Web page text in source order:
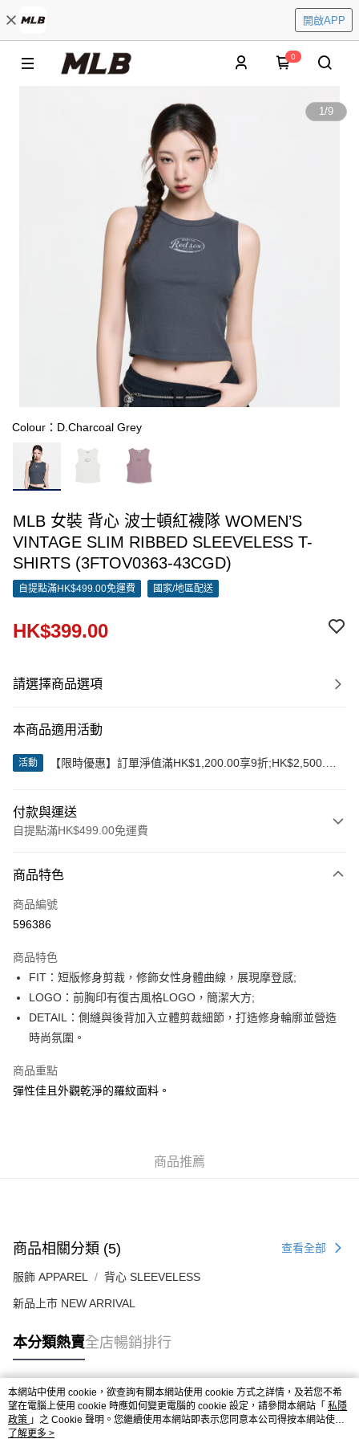
開啟APP
0
1/9
Colour：D.Charcoal Grey
MLB 女裝 背心 波士頓紅襪隊 WOMEN’S
VINTAGE SLIM RIBBED SLEEVELESS T-
SHIRTS (3FTOV0363-43CGD)
自提點滿HK$499.00免運費 國家/地區配送
HK$399.00
請選擇商品選項
本商品適用活動
活動
【限時優惠】訂單淨值滿HK$1,200.00享9折;HK$2,500.00
付款與運送
自提點滿HK$499.00免運費
信用卡
Apple Pay
AlipayHK
WeChat Pay
送貨方式
付款後順豐站及營業點
每筆HK$50.00，滿HK$499.00或以上免運費
商品特色
商品編號
596386
商品特色
FIT：短版修身剪裁，修飾女性身體曲線，展現摩登感;
LOGO：前胸印有復古風格LOGO，簡潔大方;
DETAIL：側縫與後背加入立體剪裁細節，打造修身輪廓並營造
時尚氛圍。
商品重點
彈性佳且外觀乾淨的羅紋面料。
商品推薦
商品相關分類 (5) 查看全部
服飾 APPAREL 背心 SLEEVELESS
新品上市 NEW ARRIVAL
本分類熱賣全店暢銷排行
熱門標籤
本網站中使用 cookie，欲查詢有關本網站使用 cookie 方式之詳情，及若您不希
望在電腦上使用 cookie 時應如何變更電腦的 cookie 設定，請參閱本網站「 私隱
政策 」之 Cookie 聲明。您繼續使用本網站即表示您同意本公司得按本網站使用
條款之 Cookie 聲明使用 cookie。
了解更多 >